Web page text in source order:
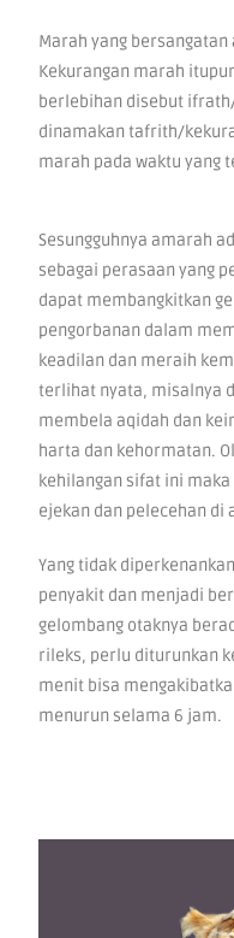
Marah yang
Kekurangan marah
berlebihan disebut
dinamakan tafrith/
marah pada waktu yang
Sesungguhnya amarah
sebagai perasaan yang
dapat membangkitkan
pengorbanan dalam
keadilan dan meraih
terlihat nyata, misalnya
membela aqidah dan
harta dan kehormatan.
kehilangan sifat ini
ejekan dan pelecehan di
Yang tidak
penyakit dan menjadi
gelombang otaknya
rileks, perlu diturunkan
menit bisa
menurun selama 6 jam.